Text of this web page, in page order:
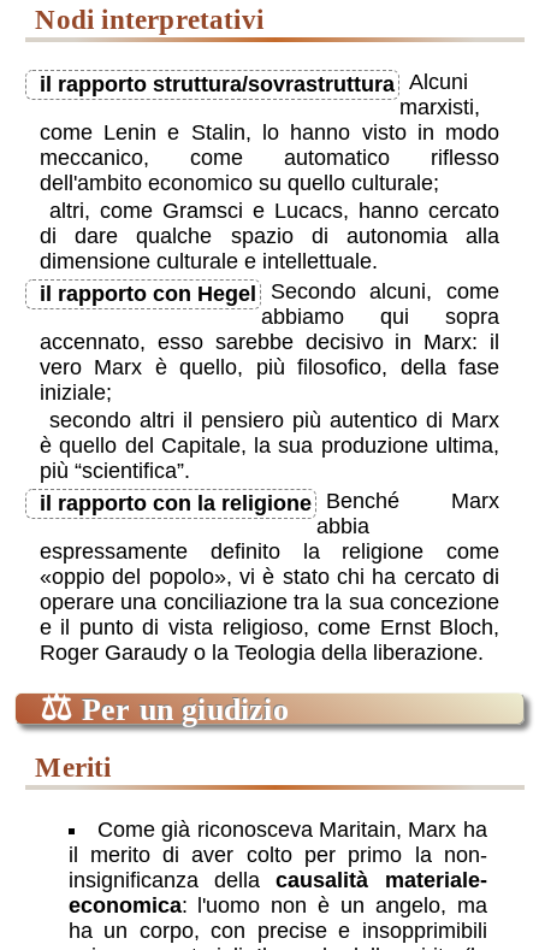
nodi interpretativi
il rapporto struttura/sovrastruttura
Alcuni
marxisti,
come Lenin e Stalin, lo hanno visto in modo
meccanico, come automatico riflesso
dell'ambito economico su quello culturale;
altri, come Gramsci e Lucacs, hanno cercato
di dare qualche spazio di autonomia alla
dimensione culturale e intellettuale.
il rapporto con Hegel
Secondo alcuni, come
abbiamo qui sopra
accennato, esso sarebbe decisivo in Marx: il
vero Marx è quello, più filosofico, della fase
iniziale;
secondo altri il pensiero più autentico di Marx
è quello del Capitale, la sua produzione ultima,
più “scientifica”.
il rapporto con la religione
Benché Marx
abbia
espressamente definito la religione come
oppio del popolo , vi è stato chi ha cercato di
operare una conciliazione tra la sua concezione
e il punto di vista religioso, come Ernst Bloch,
Roger Garaudy o la Teologia della liberazione.
⚖ Per un giudizio
meriti
Come già riconosceva Maritain, Marx ha
il merito di aver colto per primo la non-
insignificanza dellacausalità materiale-
economica: l'uomo non è un angelo, ma
ha un corpo, con precise e insopprimibili